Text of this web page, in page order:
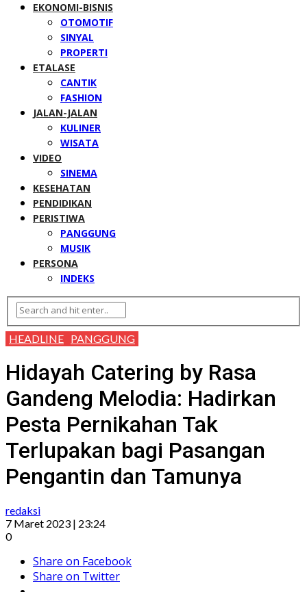
EKONOMI-BISNIS
OTOMOTIF
SINYAL
PROPERTI
ETALASE
CANTIK
FASHION
JALAN-JALAN
KULINER
WISATA
VIDEO
SINEMA
KESEHATAN
PENDIDIKAN
PERISTIWA
PANGGUNG
MUSIK
PERSONA
INDEKS
HEADLINE PANGGUNG
Hidayah Catering by Rasa
Gandeng Melodia: Hadirkan
Pesta Pernikahan Tak
Terlupakan bagi Pasangan
Pengantin dan Tamunya
redaksi
7 Maret 2023 | 23:24
0
Share on Facebook
Share on Twitter